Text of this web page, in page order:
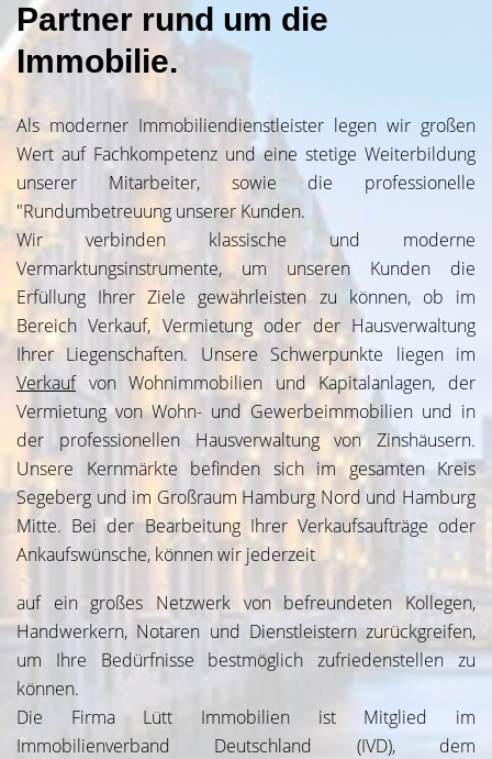
Partner rund um die
Immobilie.
Als moderner Immobiliendienstleister legen wir großen
Wert auf Fachkompetenz und eine stetige Weiterbildung
unserer Mitarbeiter, sowie die professionelle
"Rundumbetreuung unserer Kunden.
Wir verbinden klassische und moderne
Vermarktungsinstrumente, um unseren Kunden die
Erfüllung Ihrer Ziele gewährleisten zu können, ob im
Bereich Verkauf, Vermietung oder der Hausverwaltung
Ihrer Liegenschaften. Unsere Schwerpunkte liegen im
Verkaufvon Wohnimmobilien und Kapitalanlagen, der
Vermietung von Wohn- und Gewerbeimmobilien und in
der professionellen Hausverwaltung von Zinshäusern.
Unsere Kernmärkte befinden sich im gesamten Kreis
Segeberg und im Großraum Hamburg Nord und Hamburg
Mitte. Bei der Bearbeitung Ihrer Verkaufsaufträge oder
Ankaufswünsche, können wir jederzeit
auf ein großes Netzwerk von befreundeten Kollegen,
Handwerkern, Notaren und Dienstleistern zurückgreifen,
um Ihre Bedürfnisse bestmöglich zufriedenstellen zu
können.
Die Firma Lütt Immobilien ist Mitglied im
Immobilienverband Deutschland (IVD), dem